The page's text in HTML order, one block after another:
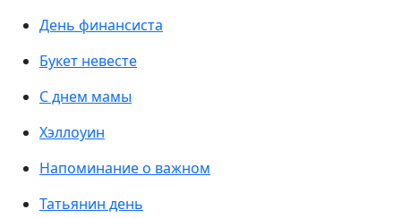
День финансиста
Букет невесте
С днем мамы
Хэллоуин
Напоминание о важном
Татьянин день